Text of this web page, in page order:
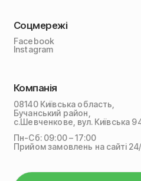
Соцмережі
Facebook
Instagram
Компанія
08140 Київська область,
Бучанський район,
с.Шевченкове, вул. Київська
Пн-Сб: 09:00 – 17:00
Прийом замовлень на сайті